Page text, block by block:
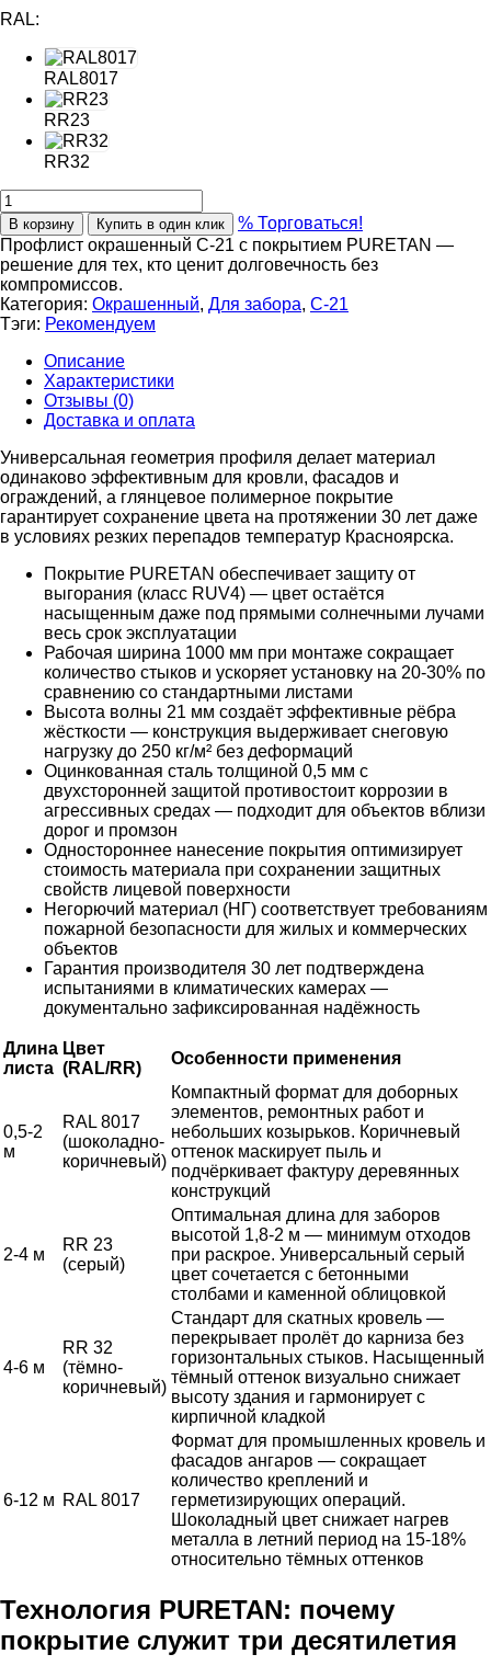
RAL:
RAL8017
RR23
RR32
В корзину Купить в один клик
% Торговаться!
Профлист окрашенный С-21 с покрытием PURETAN —
решение для тех, кто ценит долговечность без
компромиссов.
Категория: Окрашенный, Для забора, С-21
Тэги: Рекомендуем
Описание
Характеристики
Отзывы (0)
Доставка и оплата
Универсальная геометрия профиля делает материал
одинаково эффективным для кровли, фасадов и
ограждений, а глянцевое полимерное покрытие
гарантирует сохранение цвета на протяжении 30 лет даже
в условиях резких перепадов температур Красноярска.
Покрытие PURETAN обеспечивает защиту от
выгорания (класс RUV4) — цвет остаётся
насыщенным даже под прямыми солнечными лучами
весь срок эксплуатации
Рабочая ширина 1000 мм при монтаже сокращает
количество стыков и ускоряет установку на 20-30% по
сравнению со стандартными листами
Высота волны 21 мм создаёт эффективные рёбра
жёсткости — конструкция выдерживает снеговую
нагрузку до 250 кг/м² без деформаций
Оцинкованная сталь толщиной 0,5 мм с
двухсторонней защитой противостоит коррозии в
агрессивных средах — подходит для объектов вблизи
дорог и промзон
Одностороннее нанесение покрытия оптимизирует
стоимость материала при сохранении защитных
свойств лицевой поверхности
Негорючий материал (НГ) соответствует требованиям
пожарной безопасности для жилых и коммерческих
объектов
Гарантия производителя 30 лет подтверждена
испытаниями в климатических камерах —
документально зафиксированная надёжность
Длина
листа
Цвет
(RAL/RR)
Особенности применения
0,5-2
м
RAL 8017
(шоколадно-
коричневый)
Компактный формат для доборных
элементов, ремонтных работ и
небольших козырьков. Коричневый
оттенок маскирует пыль и
подчёркивает фактуру деревянных
конструкций
2-4 м
RR 23
(серый)
Оптимальная длина для заборов
высотой 1,8-2 м — минимум отходов
при раскрое. Универсальный серый
цвет сочетается с бетонными
столбами и каменной облицовкой
4-6 м
RR 32
(тёмно-
коричневый)
Стандарт для скатных кровель —
перекрывает пролёт до карниза без
горизонтальных стыков. Насыщенный
тёмный оттенок визуально снижает
высоту здания и гармонирует с
кирпичной кладкой
6-12 м RAL 8017
Формат для промышленных кровель и
фасадов ангаров — сокращает
количество креплений и
герметизирующих операций.
Шоколадный цвет снижает нагрев
металла в летний период на 15-18%
относительно тёмных оттенков
Технология PURETAN: почему
покрытие служит три десятилетия